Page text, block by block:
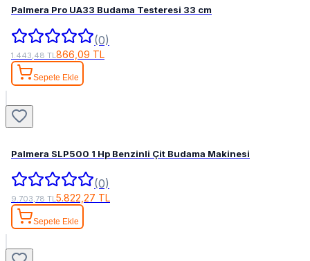
Palmera Pro UA33 Budama Testeresi 33 cm
(0)
1.443,48 TL 866,09 TL
Sepete Ekle
Palmera SLP500 1 Hp Benzinli Çit Budama Makinesi
(0)
9.703,78 TL5.822,27 TL
Sepete Ekle